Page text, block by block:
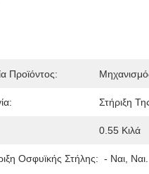
Προϊόντος:
Στήριξη
0.55 Κιλά
Οσφυϊκής Στήλης: - Ναι, Ναι.